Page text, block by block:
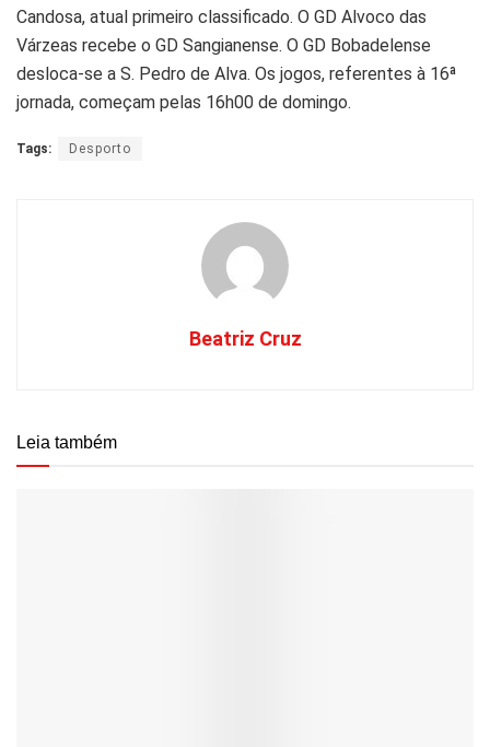
Candosa, atual primeiro classificado. O GD Alvoco das
Várzeas recebe o GD Sangianense. O GD Bobadelense
desloca-se a S. Pedro de Alva. Os jogos, referentes à 16ª
jornada, começam pelas 16h00 de domingo.
Tags: Desporto
Beatriz Cruz
Leia também